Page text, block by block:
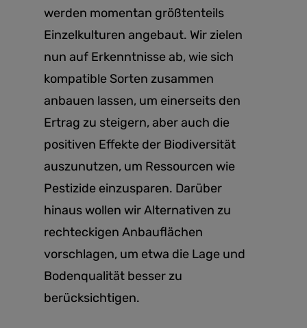
werden momentan größtenteils
Einzelkulturen angebaut. Wir zielen
nun auf Erkenntnisse ab, wie sich
kompatible Sorten zusammen
anbauen lassen, um einerseits den
Ertrag zu steigern, aber auch die
positiven Effekte der Biodiversität
auszunutzen, um Ressourcen wie
Pestizide einzusparen. Darüber
hinaus wollen wir Alternativen zu
rechteckigen Anbauflächen
vorschlagen, um etwa die Lage und
Bodenqualität besser zu
berücksichtigen.